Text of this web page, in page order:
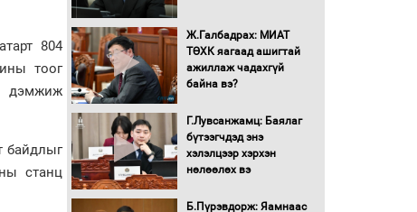
804
тоог
дэмжиж
байдлыг
станц
Засгийн газрын ээлжит
хуралдаан болж байна
Автомашинд улсын
дугаарын тэгш,
сондгойгоор шатахуун
Ж.Галбадрах: МИАТ
ТӨХК яагаад ашигтай
ажиллаж чадахгүй
байна вэ?
Г.Лувсанжамц: Баялаг
бүтээгчдэд энэ
хэлэлцээр хэрхэн
нөлөөлөх вэ
Б.Пүрэвдорж: Яамнаас